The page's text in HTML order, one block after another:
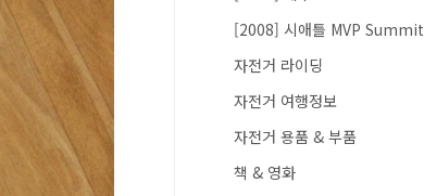
[2008] 시애틀 MVP Summit
자전거 라이딩
자전거 여행정보
자전거 용품 & 부품
책 & 영화